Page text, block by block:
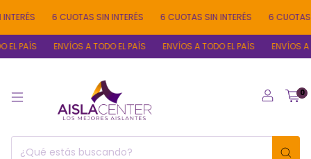
6 CUOTAS SIN INTERÉS 6 CUOTAS SIN INTERÉS 6 CUOTAS SIN
ENVÍOS A TODO EL PAÍS ENVÍOS A TODO EL PAÍS ENVÍOS A
0